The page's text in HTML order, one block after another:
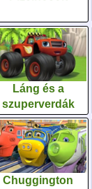
Láng és a
szuperverdák
Chuggington